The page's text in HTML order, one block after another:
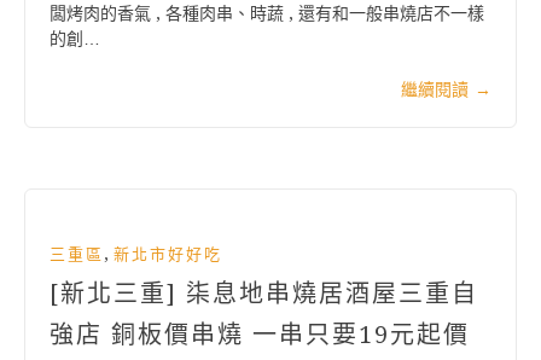
闆烤肉的香氣 , 各種肉串、時蔬 , 還有和一般串燒店不一樣
的創…
繼續閱讀 →
三重區 , 新北市好好吃
[新北三重] 柒息地串燒居酒屋三重自
強店 銅板價串燒 一串只要19元起價